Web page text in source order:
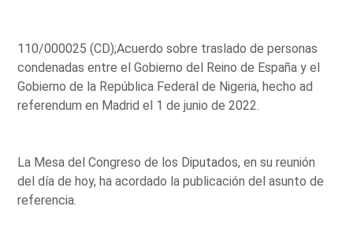
110/000025 (CD);Acuerdo sobre traslado de personas
condenadas entre el Gobierno del Reino de España y el
Gobierno de la República Federal de Nigeria, hecho ad
referendum en Madrid el 1 de junio de 2022.
La Mesa del Congreso de los Diputados, en su reunión
del día de hoy, ha acordado la publicación del asunto de
referencia.